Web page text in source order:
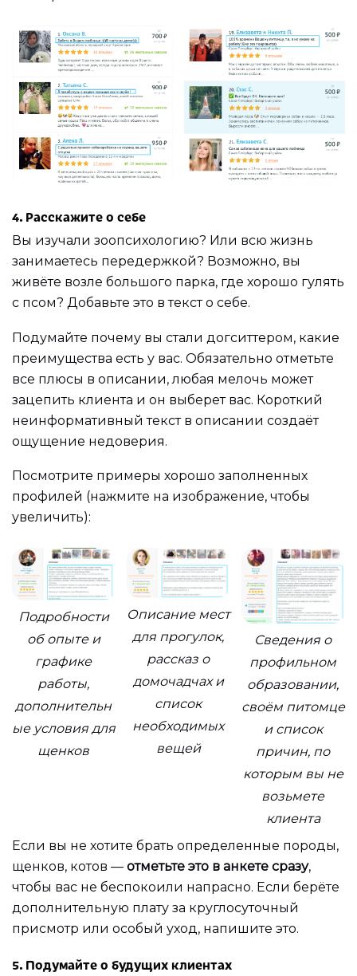
4. Расскажите о себе
Вы изучали зоопсихологию? Или всю жизнь
занимаетесь передержкой? Возможно, вы
живёте возле большого парка, где хорошо гулять
с псом? Добавьте это в текст о себе.
Подумайте почему вы стали догситтером, какие
преимущества есть у вас. Обязательно отметьте
все плюсы в описании, любая мелочь может
зацепить клиента и он выберет вас. Короткий
неинформативный текст в описании создаёт
ощущение недоверия.
Посмотрите примеры хорошо заполненных
профилей (нажмите на изображение, чтобы
увеличить):
Подробности
об опыте и
графике
работы,
дополнительн
ые условия для
щенков
Описание мест
для прогулок,
рассказ о
домочадчах и
список
необходимых
вещей
Сведения о
профильном
образовании,
своём питомце
и список
причин, по
которым вы не
возьмете
клиента
Если вы не хотите брать определенные породы,
щенков, котов — отметьте это в анкете сразу,
чтобы вас не беспокоили напрасно. Если берёте
дополнительную плату за круглосуточный
присмотр или особый уход, напишите это.
5. Подумайте о будущих клиентах